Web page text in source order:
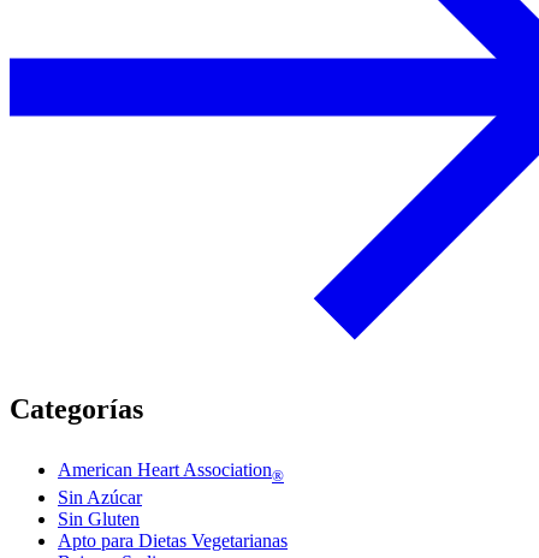
Categorías
American Heart Association®
Sin Azúcar
Sin Gluten
Apto para Dietas Vegetarianas